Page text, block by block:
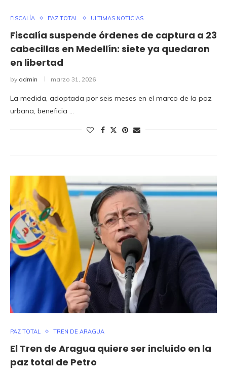
FISCALÍA PAZ TOTAL ULTIMAS NOTICIAS
Fiscalía suspende órdenes de captura a 23
cabecillas en Medellín: siete ya quedaron
en libertad
by admin marzo 31, 2026
La medida, adoptada por seis meses en el marco de la paz
urbana, beneficia …
PAZ TOTAL TREN DE ARAGUA
El Tren de Aragua quiere ser incluido en la
paz total de Petro